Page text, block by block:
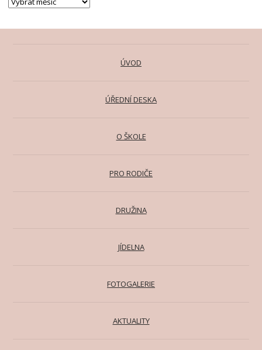
ÚVOD
ÚŘEDNÍ DESKA
O ŠKOLE
PRO RODIČE
DRUŽINA
JÍDELNA
FOTOGALERIE
AKTUALITY